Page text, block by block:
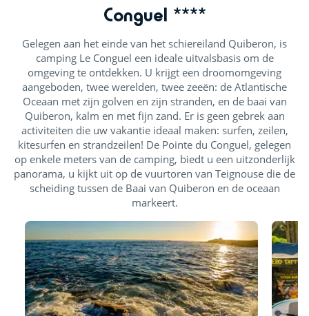
Conguel ****
Gelegen aan het einde van het schiereiland Quiberon, is
camping Le Conguel een ideale uitvalsbasis om de
omgeving te ontdekken. U krijgt een droomomgeving
aangeboden, twee werelden, twee zeeën: de Atlantische
Oceaan met zijn golven en zijn stranden, en de baai van
Quiberon, kalm en met fijn zand. Er is geen gebrek aan
activiteiten die uw vakantie ideaal maken: surfen, zeilen,
kitesurfen en strandzeilen! De Pointe du Conguel, gelegen
op enkele meters van de camping, biedt u een uitzonderlijk
panorama, u kijkt uit op de vuurtoren van Teignouse die de
scheiding tussen de Baai van Quiberon en de oceaan
markeert.